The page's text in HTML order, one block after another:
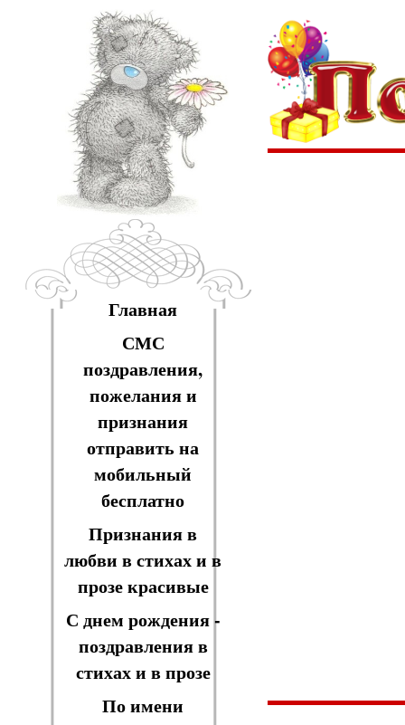
Главная
СМС
поздравления,
пожелания и
признания
отправить на
мобильный
бесплатно
Признания в
любви в стихах и в
прозе красивые
С днем рождения -
поздравления в
стихах и в прозе
По имени